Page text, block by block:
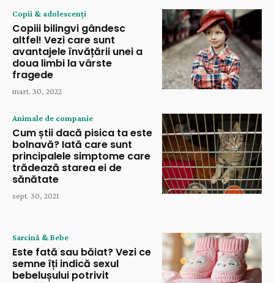
Copii & adolescenți
Copiii bilingvi gândesc
altfel! Vezi care sunt
avantajele învățării unei a
doua limbi la vârste
fragede
mart. 30, 2022
Animale de companie
Cum știi dacă pisica ta este
bolnavă? Iată care sunt
principalele simptome care
trădează starea ei de
sănătate
sept. 30, 2021
Sarcină & Bebe
Este fată sau băiat? Vezi ce
semne îți indică sexul
bebelușului potrivit